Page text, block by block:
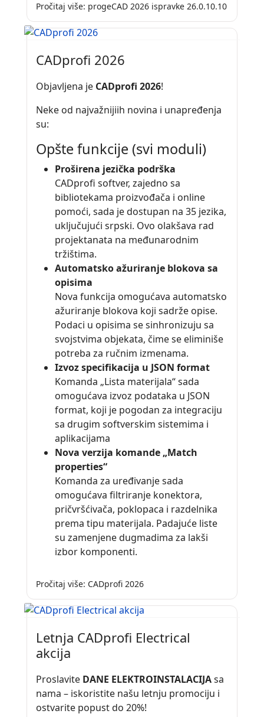
Pročitaj više: progeCAD 2026 ispravke 26.0.10.10
CADprofi 2026
Objavljena je CADprofi 2026!
Neke od najvažnijiih novina i unapređenja
su:
Opšte funkcije (svi moduli)
Proširena jezička podrška
CADprofi softver, zajedno sa
bibliotekama proizvođača i online
pomoći, sada je dostupan na 35 jezika,
uključujući srpski. Ovo olakšava rad
projektanata na međunarodnim
tržištima.
Automatsko ažuriranje blokova sa
opisima
Nova funkcija omogućava automatsko
ažuriranje blokova koji sadrže opise.
Podaci u opisima se sinhronizuju sa
svojstvima objekata, čime se eliminiše
potreba za ručnim izmenama.
Izvoz specifikacija u JSON format
Komanda „Lista materijala“ sada
omogućava izvoz podataka u JSON
format, koji je pogodan za integraciju
sa drugim softverskim sistemima i
aplikacijama
Nova verzija komande „Match
properties“
Komanda za uređivanje sada
omogućava filtriranje konektora,
pričvršćivača, poklopaca i razdelnika
prema tipu materijala. Padajuće liste
su zamenjene dugmadima za lakši
izbor komponenti.
Pročitaj više: CADprofi 2026
Letnja CADprofi Electrical
akcija
Proslavite DANE ELEKTROINSTALACIJAsa
nama – iskoristite našu letnju promociju i
ostvarite popust do 20%!